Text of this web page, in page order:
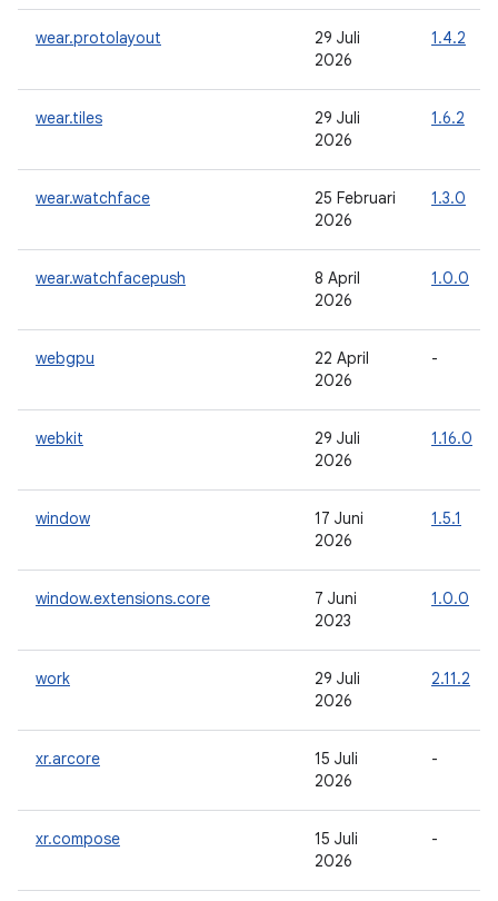
wear.protolayout
29 Juli
2026
1.4.2
wear.tiles
29 Juli
2026
1.6.2
wear.watchface
25 Februari
2026
1.3.0
wear.watchfacepush
8 April
2026
1.0.0
webgpu
22 April
2026
-
webkit
29 Juli
2026
1.16.0
window
17 Juni
2026
1.5.1
window.extensions.core
7 Juni
2023
1.0.0
work
29 Juli
2026
2.11.2
xr.arcore
15 Juli
2026
-
xr.compose
15 Juli
2026
-